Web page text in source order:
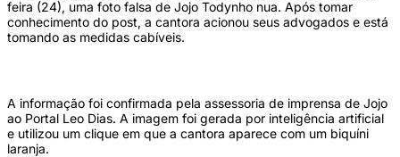
feira (24), uma foto falsa de Jojo Todynho nua. Após tomar
conhecimento do post, a cantora acionou seus advogados e está
tomando as medidas cabíveis.
A informação foi confirmada pela assessoria de imprensa de Jojo
ao Portal Leo Dias. A imagem foi gerada por inteligência artificial
e utilizou um clique em que a cantora aparece com um biquíni
laranja.